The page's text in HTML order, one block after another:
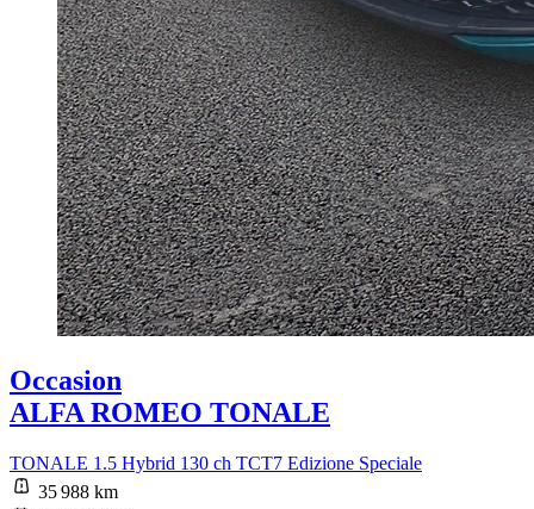
Occasion
ALFA ROMEO TONALE
TONALE 1.5 Hybrid 130 ch TCT7 Edizione Speciale
35 988 km